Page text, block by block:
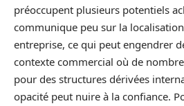
préoccupent plusieurs potentiels
communique peu sur la
entreprise, ce qui peut engendrer
contexte commercial où de
pour des structures dérivées
opacité peut nuire à la confiance.